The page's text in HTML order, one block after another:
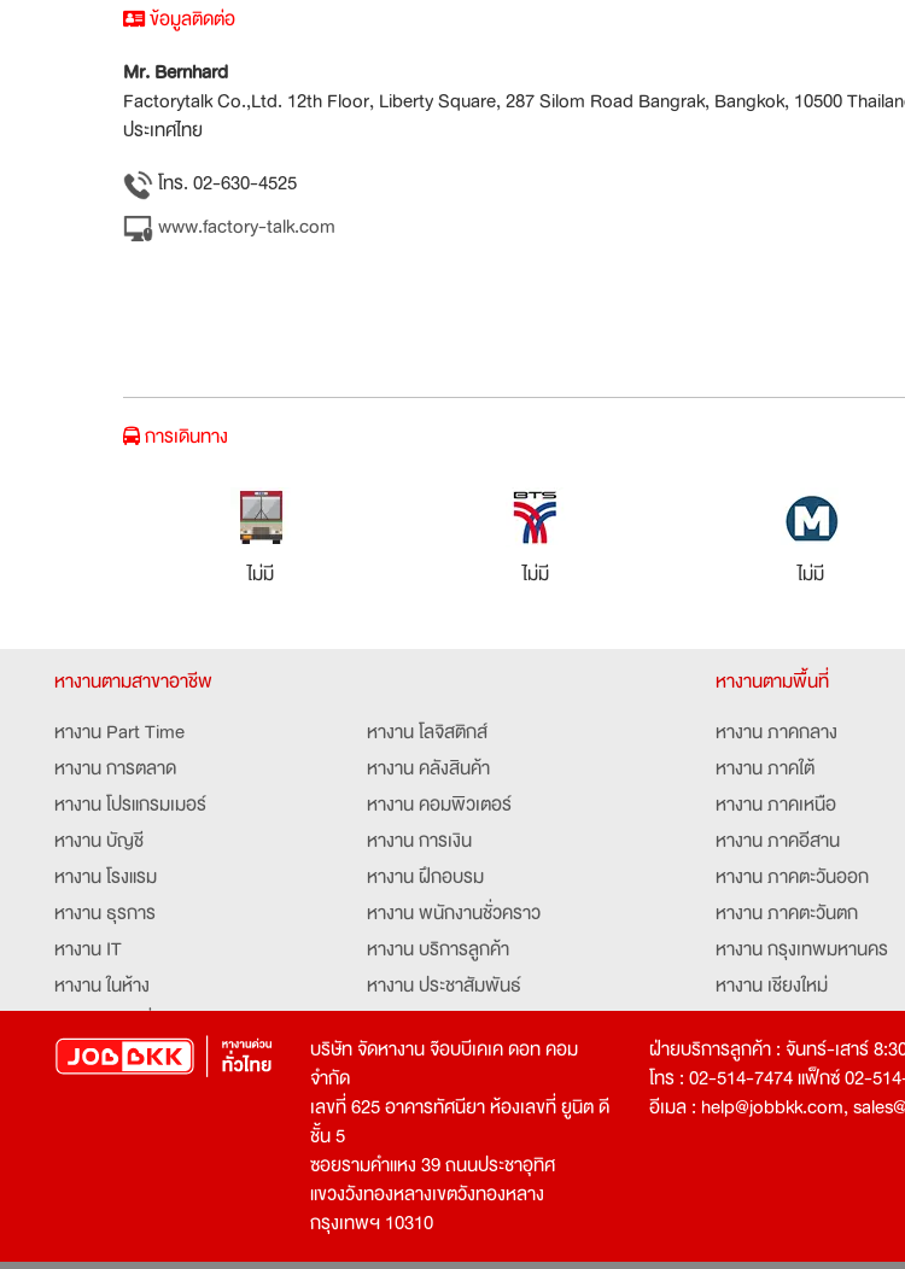
ข้อมูลติดต่อ
Mr. Bernhard
Factorytalk Co.,Ltd. 12th Floor, Liberty Square, 287 Silom Road Bangrak, Bangkok, 10500
ประเทศไทย
โทร. 02-630-4525
www.factory-talk.com
การเดินทาง
ไม่มี ไม่มี ไม่มี
หางานตามสาขาอาชีพ
หางาน Part Time
หางาน การตลาด
หางาน โปรแกรมเมอร์
หางาน บัญชี
หางาน โรงแรม
หางาน ธุรการ
หางาน IT
หางาน ในห้าง
หางาน ท่องเที่ยว
หางาน จัดซื้อ
หางาน เจ้าหน้าที่รักษาความปลอดภัย
หางาน โลจิสติกส์
หางาน คลังสินค้า
หางาน คอมพิวเตอร์
หางาน การเงิน
หางาน ฝึกอบรม
หางาน พนักงานชั่วคราว
หางาน บริการลูกค้า
หางาน ประชาสัมพันธ์
หางาน รับโทรศัพท์
หางาน ประสานงาน
หางาน จองตั๋ว
หางาน กุ๊ก
หางาน นักศึกษาฝึกงาน
หางาน Mobile Application
หางานตามพื้นที่
หางาน ภาคกลาง
หางาน ภาคใต้
หางาน ภาคเหนือ
หางาน ภาคอีสาน
หางาน ภาคตะวันออก
หางาน ภาคตะวันตก
หางาน กรุงเทพมหานคร
หางาน เชียงใหม่
หางาน ฉะเชิงเทรา
บริษัท จัดหางาน จ๊อบบีเคเค ดอท คอม
จำกัด
เลขที่ 625 อาคารทัศนียา ห้องเลขที่ ยูนิต ดี
ชั้น 5
ซอยรามคำแหง 39 ถนนประชาอุทิศ
แขวงวังทองหลางเขตวังทองหลาง
กรุงเทพฯ 10310
ฝ่ายบริการลูกค้า : จันทร์-เสาร์
โทร : 02-514-7474 แฟ็กซ์ 02-
อีเมล : help@jobbkk.com,